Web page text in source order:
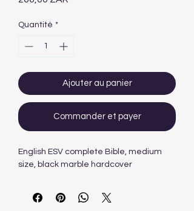
Quantité *
Ajouter au panier
Commander et payer
English ESV complete Bible, medium
size, black marble hardcover